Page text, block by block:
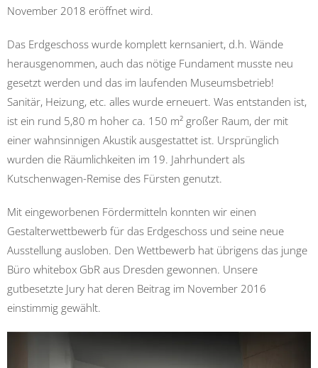
November 2018 eröffnet wird.
Das Erdgeschoss wurde komplett kernsaniert, d.h. Wände
herausgenommen, auch das nötige Fundament musste neu
gesetzt werden und das im laufenden Museumsbetrieb!
Sanitär, Heizung, etc. alles wurde erneuert. Was entstanden ist,
ist ein rund 5,80 m hoher ca. 150 m² großer Raum, der mit
einer wahnsinnigen Akustik ausgestattet ist. Ursprünglich
wurden die Räumlichkeiten im 19. Jahrhundert als
Kutschenwagen-Remise des Fürsten genutzt.
Mit eingeworbenen Fördermitteln konnten wir einen
Gestalterwettbewerb für das Erdgeschoss und seine neue
Ausstellung ausloben. Den Wettbewerb hat übrigens das junge
Büro whitebox GbR aus Dresden gewonnen. Unsere
gutbesetzte Jury hat deren Beitrag im November 2016
einstimmig gewählt.